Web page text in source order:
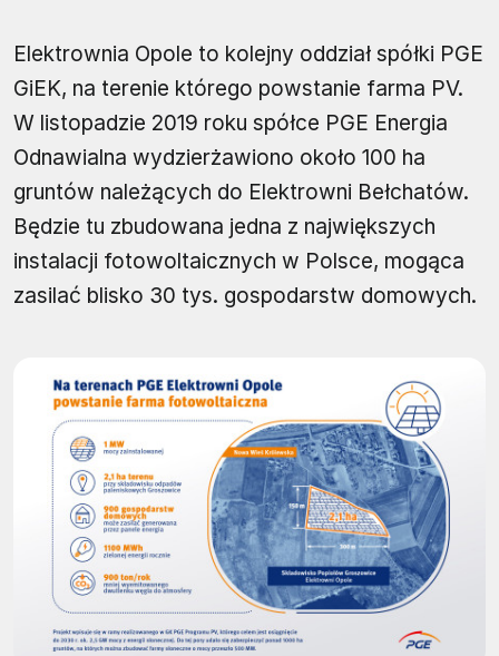
Elektrownia Opole to kolejny oddział spółki PGE
GiEK, na terenie którego powstanie farma PV.
W listopadzie 2019 roku spółce PGE Energia
Odnawialna wydzierżawiono około 100 ha
gruntów należących do Elektrowni Bełchatów.
Będzie tu zbudowana jedna z największych
instalacji fotowoltaicznych w Polsce, mogąca
zasilać blisko 30 tys. gospodarstw domowych.